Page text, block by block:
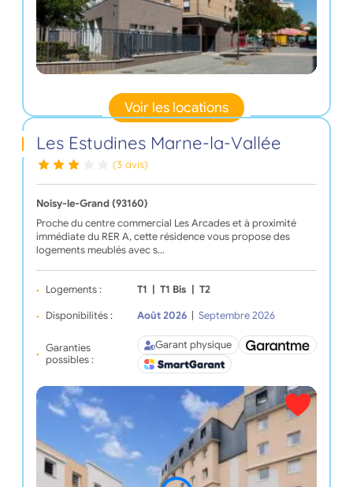
Voir les locations
Les Estudines Marne-la-Vallée
(3 avis)
Noisy-le-Grand (93160)
Proche du centre commercial Les Arcades et à proximité
immédiate du RER A, cette résidence vous propose des
logements meublés avec s…
Logements : T1 T1 Bis T2
Disponibilités : Août 2026 Septembre 2026
Garanties
possibles :
Garant physique